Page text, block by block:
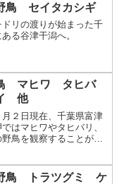
鳥 セイタカシギ
リの渡りが始まった千
る谷津干潟へ。
マヒワ タヒバ
他
月２日現在、千葉県富津
はマヒワやタヒバリ、
鳥を観察することがで
鳥 トラツグミ ケ